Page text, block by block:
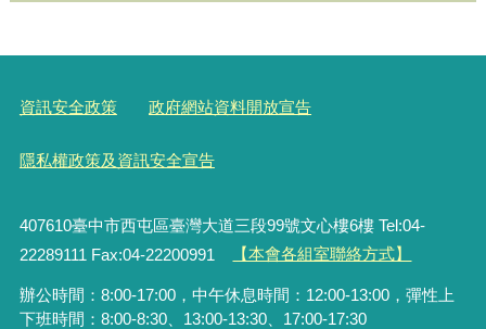
資訊安全政策 政府網站資料開放宣告
隱私權政策及資訊安全宣告
407610臺中市西屯區臺灣大道三段99號文心樓6樓 Tel:04-
22289111 Fax:04-22200991
【本會各組室聯絡方式】
辦公時間：8:00-17:00，中午休息時間：12:00-13:00，彈性上
下班時間：8:00-8:30、13:00-13:30、17:00-17:30